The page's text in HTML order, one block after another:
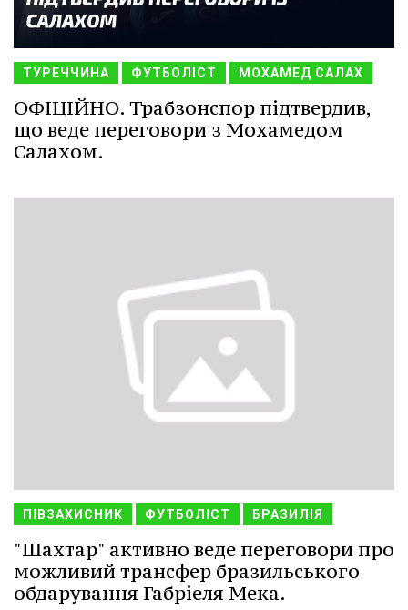
ТУРЕЧЧИНА ФУТБОЛІСТ МОХАМЕД САЛАХ
ОФІЦІЙНО. Трабзонспор підтвердив,
що веде переговори з Мохамедом
Салахом.
ПІВЗАХИСНИК ФУТБОЛІСТ БРАЗИЛІЯ
"Шахтар" активно веде переговори про
можливий трансфер бразильського
обдарування Габріеля Мека.